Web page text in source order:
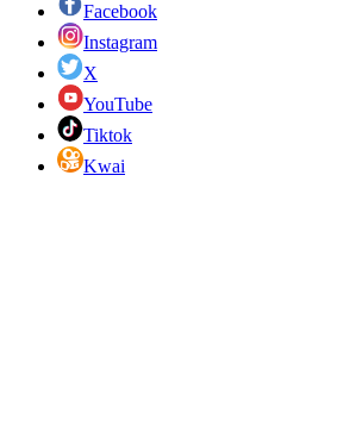
Facebook
Instagram
X
YouTube
Tiktok
Kwai